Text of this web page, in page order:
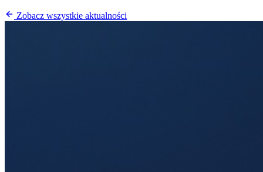
Zobacz wszystkie aktualności